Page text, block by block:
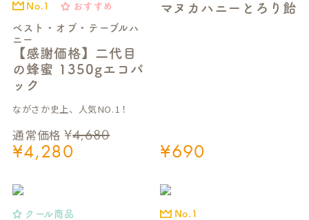
ベスト・オブ・テーブルハ
ニー
【感謝価格】二代目
の蜂蜜 1350gエコパ
ック
No.1 おすすめ
通常価格 ¥4,680
¥4,280
ながさか史上、人気NO.1！
マヌカハニーとろり飴
¥690
クール商品 No.1